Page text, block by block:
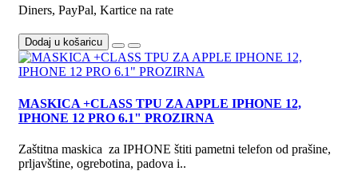
Diners, PayPal, Kartice na rate
Dodaj u košaricu
MASKICA +CLASS TPU ZA APPLE IPHONE 12,
IPHONE 12 PRO 6.1" PROZIRNA
Zaštitna maskica za IPHONE štiti pametni telefon od prašine,
prljavštine, ogrebotina, padova i..